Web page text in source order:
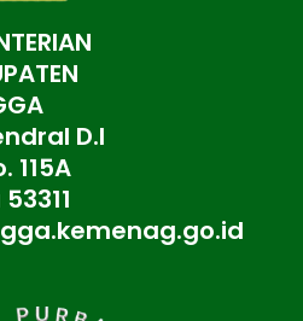
D.I
115A